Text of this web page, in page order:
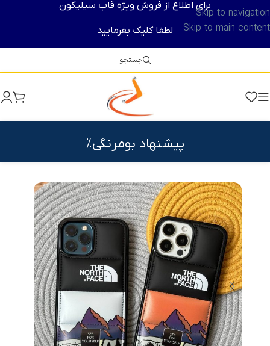
Skip to navigation
Skip to main content
برای اطلاع از فروش ویژه قاب سیلیکون
لطفا کلیک بفرمایید
جستجو
پیشنهاد بومرنگی%